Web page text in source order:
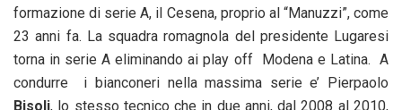
formazione di serie A, il Cesena, proprio al “Manuzzi”, come
23 anni fa. La squadra romagnola del presidente Lugaresi
torna in serie A eliminando ai play off Modena e Latina. A
condurre i bianconeri nella massima serie e’ Pierpaolo
Bisoli, lo stesso tecnico che in due anni, dal 2008 al 2010,